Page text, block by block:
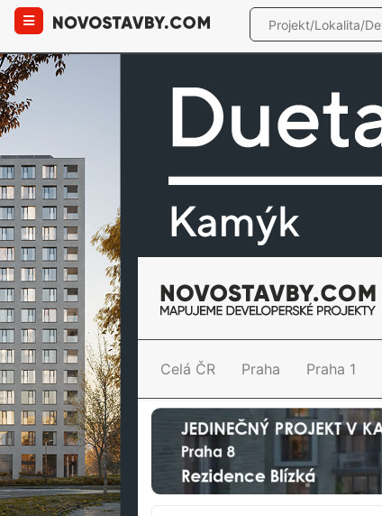
Celá ČR Praha Praha 1